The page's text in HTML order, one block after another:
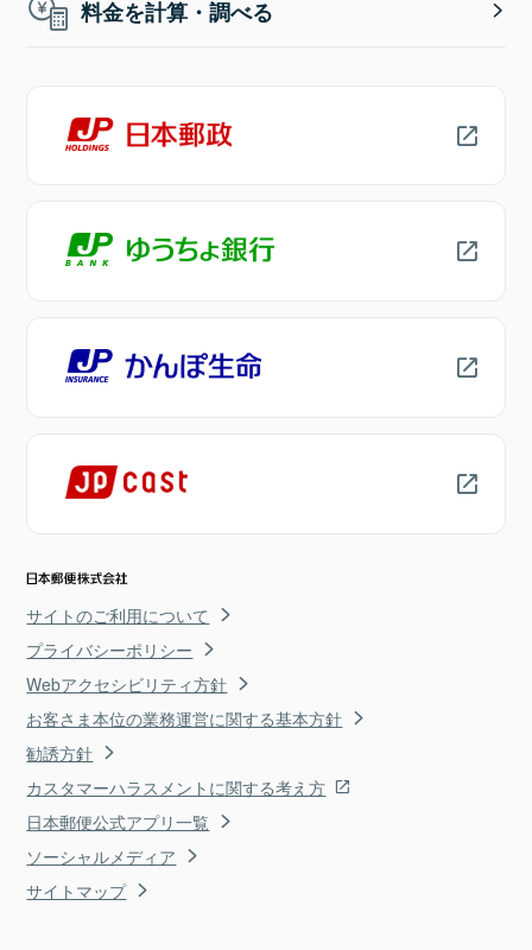
料金を計算・調べる
サイトのご利用について
プライバシーポリシー
Webアクセシビリティ方針
お客さま本位の業務運営に関する基本方針
勧誘方針
カスタマーハラスメントに関する考え方
日本郵便公式アプリ一覧
ソーシャルメディア
サイトマップ